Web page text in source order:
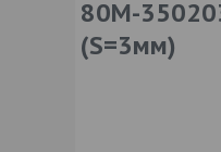
80М-
(S=3мм)